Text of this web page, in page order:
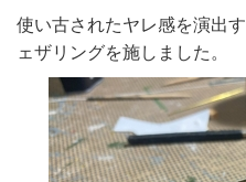
使い古されたヤレ感を演出
ェザリングを施しました。